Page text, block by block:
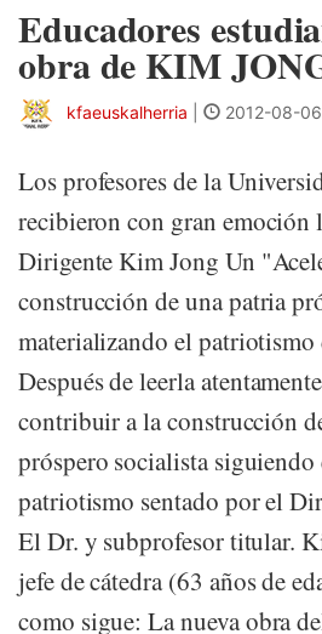
Educadores
obra de KIM
kfaeuskalherria 2012-08-
Los profesores de la
recibieron con gran
Dirigente Kim Jong Un
construcción de una patria
materializando el
Después de leerla
contribuir a la construcción
próspero socialista
patriotismo sentado por el
El Dr. y subprofesor titular.
jefe de cátedra (63 años de
como sigue: La nueva obra